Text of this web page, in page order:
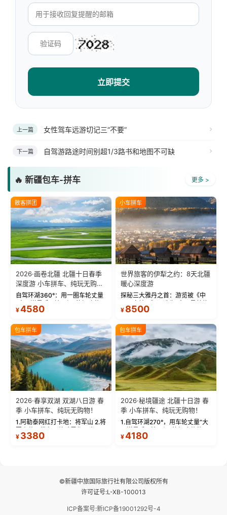
立即提交
上一篇 女性驾车远游切记三“不要”
下一篇 自驾游路途时间别超1/3路书和地图不可缺
🔥 新疆包车-拼车 更多 >
散客拼团
2026·画卷北疆 北疆十日春季
深度游 小车拼车、纯玩无购
物！
自驾环湖360°：用一圈车轮丈量
蓝。 赛湖旅拍：甄选多款风格服
绝美瞬间。 赛湖坦克300跟车视
频：专业摄影师...
¥4580
小车拼车
世界旅客的伊犁之约：8天北疆
暖心深度游
探秘三大雅丹之首：游览被《中
三大雅丹”第一名的克拉玛依魔鬼
瓦人最大村落——禾木村，欣赏
晨雾与小木...
¥ 8500
包车拼车
2026·春享双湖 双湖八日游 春
季 小车拼车、纯玩无购物！
1.阿勒泰网红打卡地：将军山 2.将
军山落日缆车，体验雪都风光 3.
将军山，夕阳派对，蹦迪party 4.
¥ 3380
包车拼车
2026·秘境疆途 北疆十日游 春
季 小车拼车、纯玩无购物！
1.自驾环湖270°，用车轮丈量“大
西洋最后一滴眼泪”的极致蔚蓝，
让雪山、花海与深邃湖水在转弯
¥4180
©新疆中旅国际旅行社有限公司版权所有
许可证号:L-XB-100013
ICP备案号:新ICP备19001292号-4